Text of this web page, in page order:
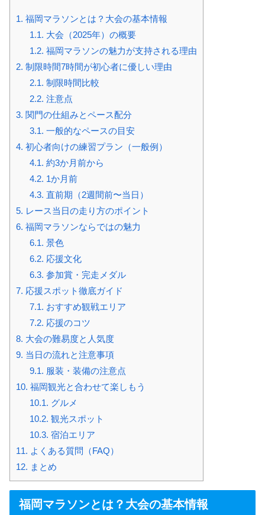
1. 福岡マラソンとは？大会の基本情報
1.1. 大会（2025年）の概要
1.2. 福岡マラソンの魅力が支持される理由
2. 制限時間7時間が初心者に優しい理由
2.1. 制限時間比較
2.2. 注意点
3. 関門の仕組みとペース配分
3.1. 一般的なペースの目安
4. 初心者向けの練習プラン（一般例）
4.1. 約3か月前から
4.2. 1か月前
4.3. 直前期（2週間前〜当日）
5. レース当日の走り方のポイント
6. 福岡マラソンならではの魅力
6.1. 景色
6.2. 応援文化
6.3. 参加賞・完走メダル
7. 応援スポット徹底ガイド
7.1. おすすめ観戦エリア
7.2. 応援のコツ
8. 大会の難易度と人気度
9. 当日の流れと注意事項
9.1. 服装・装備の注意点
10. 福岡観光と合わせて楽しもう
10.1. グルメ
10.2. 観光スポット
10.3. 宿泊エリア
11. よくある質問（FAQ）
12. まとめ
福岡マラソンとは？大会の基本情報